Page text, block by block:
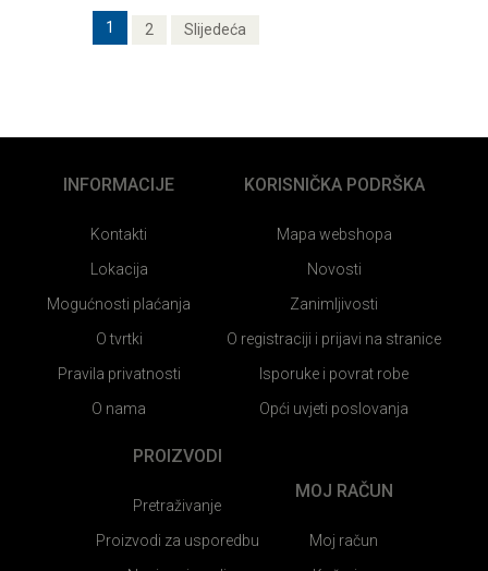
1 2 Slijedeća
INFORMACIJE
Kontakti
Lokacija
Mogućnosti plaćanja
O tvrtki
Pravila privatnosti
O nama
KORISNIČKA PODRŠKA
Mapa webshopa
Novosti
Zanimljivosti
O registraciji i prijavi na stranice
Isporuke i povrat robe
Opći uvjeti poslovanja
PROIZVODI
Pretraživanje
Proizvodi za usporedbu
MOJ RAČUN
Moj račun